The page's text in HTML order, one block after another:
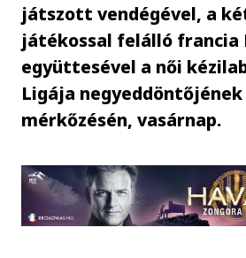
játszott vendégével, a
játékossal felálló francia
együttesével a női
Ligája negyeddöntőjének
mérkőzésén, vasárnap.